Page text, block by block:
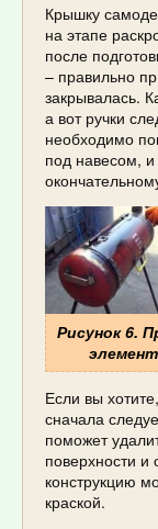
Крышку
на этапе
после
– правильно
закрывалась.
а вот ручки
необходимо
под навесом, и
Рисунок 6.
Если вы
сначала
поможет
поверхности и
конструкцию
краской.